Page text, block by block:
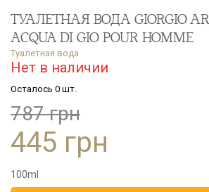
ТУАЛЕТНАЯ ВОДА GIORGIO
ACQUA DI GIO POUR HOMME
Туалетная вода
Нет в наличии
Осталось 0 шт.
787 грн
445 грн
100ml